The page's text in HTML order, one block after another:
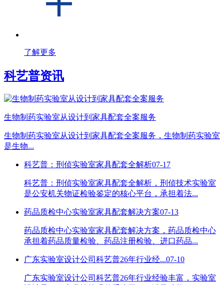
了解更多
科艺普资讯
生物制药实验室从设计到家具配套全案服务
生物制药实验室从设计到家具配套全案服务，生物制药实验室
是生物...
科艺普：刑侦实验室家具配套全解析07-17
科艺普：刑侦实验室家具配套全解析，刑侦技术实验室
是公安机关物证检验鉴定的核心平台，承担着法...
药品质检中心实验室家具配套解决方案07-13
药品质检中心实验室家具配套解决方案，药品质检中心
承担着药品质量检验、药品注册检验、进口药品...
广东实验室设计公司科艺普26年行业经...07-10
广东实验室设计公司科艺普26年行业经验丰富，实验室